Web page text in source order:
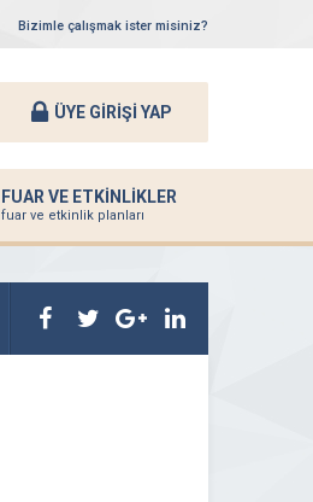
Bizimle çalışmak ister misiniz?
ÜYE GİRİŞİ YAP
FUAR VE ETKİNLİKLER
fuar ve etkinlik planları